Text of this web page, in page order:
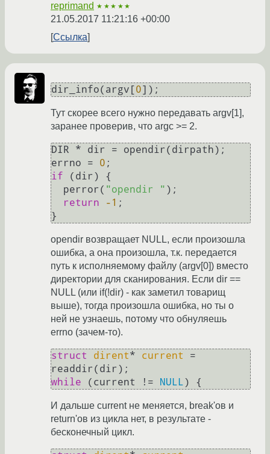
reprimand ★★★★★
21.05.2017 11:21:16 +00:00
Ссылка
dir_info(argv[0]);
Тут скорее всего нужно передавать argv[1],
заранее проверив, что argc >= 2.
DIR * dir = opendir(dirpath);
errno = 0
if (dir) {
  perror(
"opendir " );
return
-1 ;
opendir возвращает NULL, если произошла
ошибка, а она произошла, т.к. передается
путь к исполняемому файлу (argv[0]) вместо
директории для сканирования. Если dir ==
NULL (или if(!dir) - как заметил товарищ
выше), тогда произошла ошибка, но ты о
ней не узнаешь, потому что обнуляешь
errno (зачем-то).
struct dirent* current
=
while (current != NULL
И дальше current не меняется, break'ов и
return'ов из цикла нет, в результате -
бесконечный цикл.